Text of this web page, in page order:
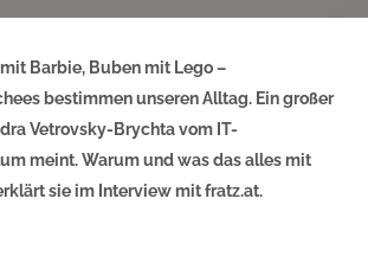
Barbie, Buben mit Lego –
bestimmen unseren Alltag. Ein großer
Vetrovsky-Brychta vom IT-
meint. Warum und was das alles mit
sie im Interview mit fratz.at.